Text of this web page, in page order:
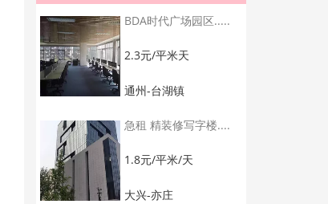
BDA时代广场园区.....
2.3元/平米天
通州-台湖镇
急租 精装修写字楼....
1.8元/平米/天
大兴-亦庄